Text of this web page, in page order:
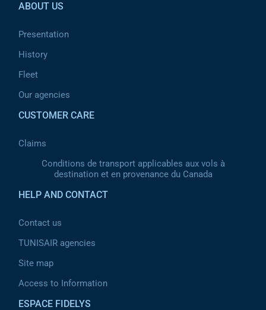
ABOUT US
Presentation
History
Fleet
Our agencies
CUSTOMER CARE
Claims
Conditions de transport applicables aux vols à
destination et en provenance du Canada
HELP AND CONTACT
Contact us
TUNISAIR agencies
Site map
Access to Information
ESPACE FIDELYS